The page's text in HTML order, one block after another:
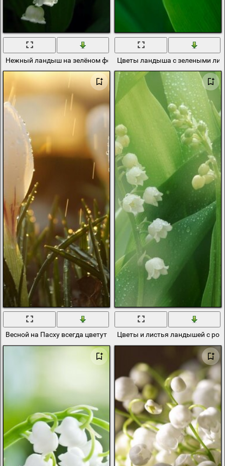
Нежный ландыш на зелёном фонеЦветы ландыша с зелеными
Весной на Пасху всегда цветут ландышиЦветы и листья ландышей с